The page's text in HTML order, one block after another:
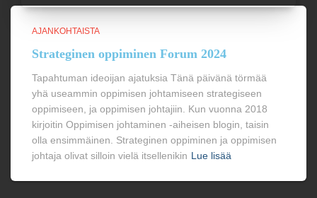
AJANKOHTAISTA
Strateginen oppiminen Forum 2024
Tapahtuman ideoijan ajatuksia Tänä päivänä törmää
yhä useammin oppimisen johtamiseen strategiseen
oppimiseen, ja oppimisen johtajiin. Kun vuonna 2018
kirjoitin Oppimisen johtaminen -aiheisen blogin, taisin
olla ensimmäinen. Strateginen oppiminen ja oppimisen
johtaja olivat silloin vielä itsellenikin Lue lisää